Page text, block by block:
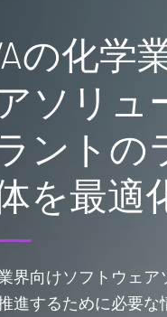
の化学
ソリュ
ントの
を最適
界向けソフトウェ
進するために必要